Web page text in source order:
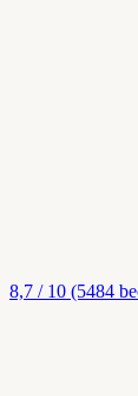
8,7 / 10 (5484